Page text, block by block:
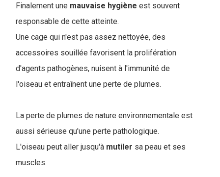
Finalement une mauvaise hygiène est souvent
responsable de cette atteinte.
Une cage qui n'est pas assez nettoyée, des
accessoires souillée favorisent la prolifération
d'agents pathogènes, nuisent à l'immunité de
l'oiseau et entraînent une perte de plumes.
La perte de plumes de nature environnementale est
aussi sérieuse qu'une perte pathologique.
L'oiseau peut aller jusqu'à mutiler sa peau et ses
muscles.